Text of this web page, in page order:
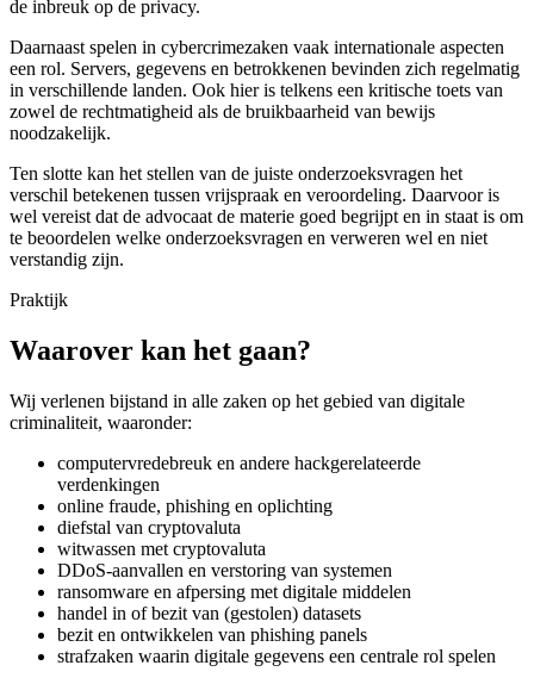
de inbreuk op de privacy.
Daarnaast spelen in cybercrimezaken vaak internationale aspecten
een rol. Servers, gegevens en betrokkenen bevinden zich regelmatig
in verschillende landen. Ook hier is telkens een kritische toets van
zowel de rechtmatigheid als de bruikbaarheid van bewijs
noodzakelijk.
Ten slotte kan het stellen van de juiste onderzoeksvragen het
verschil betekenen tussen vrijspraak en veroordeling. Daarvoor is
wel vereist dat de advocaat de materie goed begrijpt en in staat is om
te beoordelen welke onderzoeksvragen en verweren wel en niet
verstandig zijn.
Praktijk
Waarover kan het gaan?
Wij verlenen bijstand in alle zaken op het gebied van digitale
criminaliteit, waaronder:
computervredebreuk en andere hackgerelateerde
verdenkingen
online fraude, phishing en oplichting
diefstal van cryptovaluta
witwassen met cryptovaluta
DDoS-aanvallen en verstoring van systemen
ransomware en afpersing met digitale middelen
handel in of bezit van (gestolen) datasets
bezit en ontwikkelen van phishing panels
strafzaken waarin digitale gegevens een centrale rol spelen